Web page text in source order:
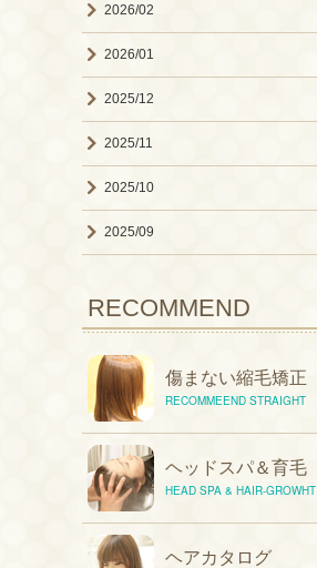
2026/02
2026/01
2025/12
2025/11
2025/10
2025/09
RECOMMEND
傷まない縮毛矯正
RECOMMEEND STRAIGHT
ヘッドスパ＆育毛
HEAD SPA & HAIR-GROWHT
ヘアカタログ